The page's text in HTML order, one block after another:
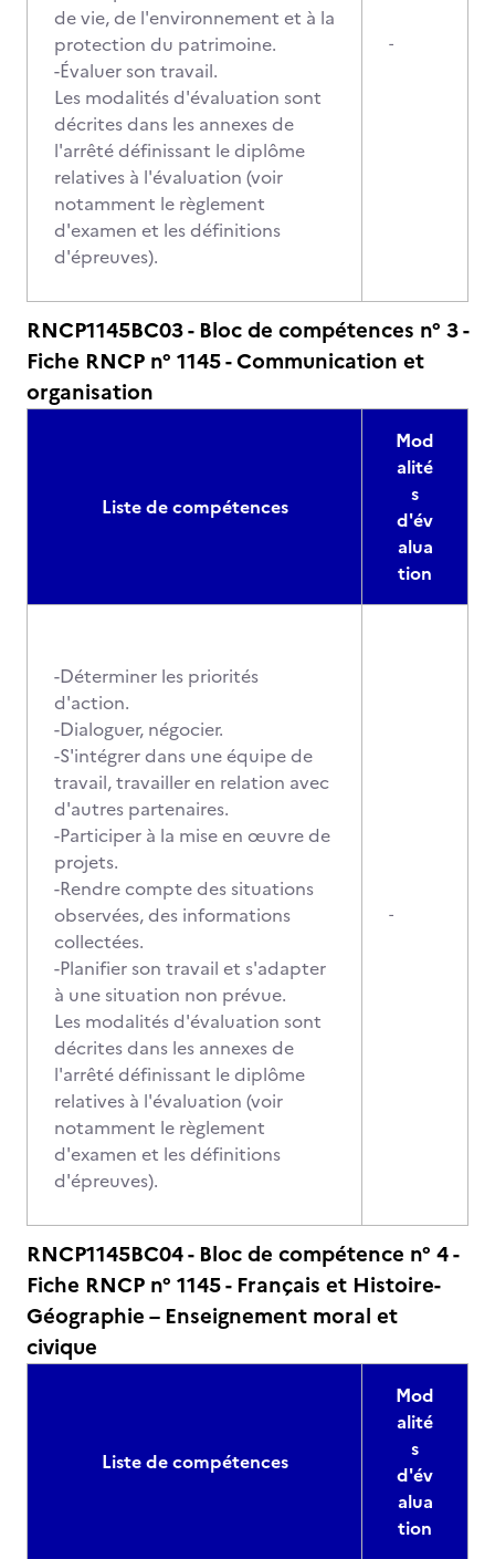
de vie, de l'environnement et à la
protection du patrimoine.
-Évaluer son travail.
Les modalités d'évaluation sont
décrites dans les annexes de
l'arrêté définissant le diplôme
relatives à l'évaluation (voir
notamment le règlement
d'examen et les définitions
d'épreuves).
-
RNCP1145BC03 - Bloc de compétences n° 3 -
Fiche RNCP n° 1145 - Communication et
organisation
Liste de compétences
Mod
alité
s
d'év
alua
tion
-Déterminer les priorités
d'action.
-Dialoguer, négocier.
-S'intégrer dans une équipe de
travail, travailler en relation avec
d'autres partenaires.
-Participer à la mise en œuvre de
projets.
-Rendre compte des situations
observées, des informations
collectées.
-Planifier son travail et s'adapter
à une situation non prévue.
Les modalités d'évaluation sont
décrites dans les annexes de
l'arrêté définissant le diplôme
relatives à l'évaluation (voir
notamment le règlement
d'examen et les définitions
d'épreuves).
-
RNCP1145BC04 - Bloc de compétence n° 4 -
Fiche RNCP n° 1145 - Français et Histoire-
Géographie – Enseignement moral et
civique
Liste de compétences
Mod
alité
s
d'év
alua
tion